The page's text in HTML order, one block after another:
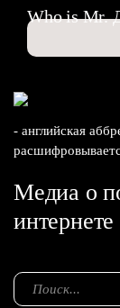
Who is Mr.
- английская
Медиа о